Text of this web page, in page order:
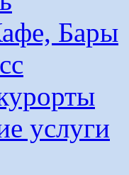
Бары
услуги